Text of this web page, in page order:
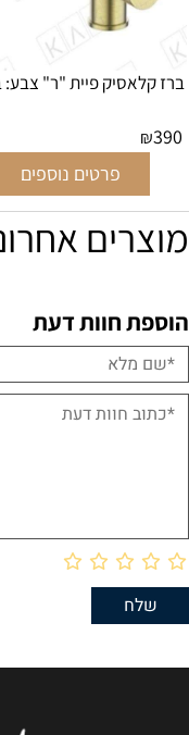
ברז קלאסיק פיית "ר" צבע:
₪390
פרטים נוספים
מוצרים
הוספת חוות דעת